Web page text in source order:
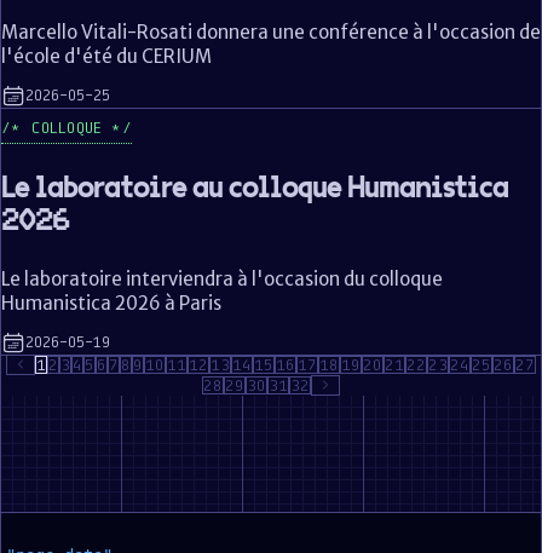
Marcello Vitali-Rosati donnera une conférence à l'occasion de
l'école d'été du CERIUM
2026-05-25
COLLOQUE
Le laboratoire au colloque Humanistica
2026
Le laboratoire interviendra à l'occasion du colloque
Humanistica 2026 à Paris
2026-05-19
1 2 3 4 5 6 7 8 9 10 11 12 13 14 15 16 17 18 19 20 21 22 23 24 25 26 27
28 29 30 31 32